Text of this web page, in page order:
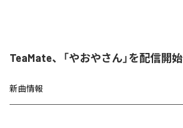
TeaMate、「やおやさん」を配信開始
新曲情報